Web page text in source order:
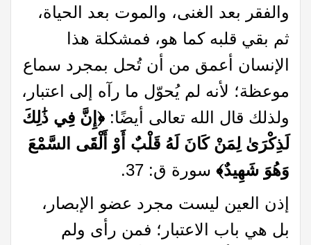
والفقر بعد الغنى، والموت بعد الحياة،
ثم بقي قلبه كما هو، فمشكلة هذا
الإنسان أعمق من أن تُحل بمجرد سماع
موعظة؛ لأنه لم يُحوّل ما رآه إلى اعتبار،
ولذلك قال الله تعالى أيضًا: ﴿إِنَّ فِي ذَٰلِكَ
لَذِكْرَىٰ لِمَنْ كَانَ لَهُ قَلْبٌ أَوْ أَلْقَى السَّمْعَ
وَهُوَ شَهِيدٌ﴾ سورة ق: 37.
إذن العين ليست مجرد عضو الإبصار،
بل هي باب الاعتبار؛ فمن رأى ولم